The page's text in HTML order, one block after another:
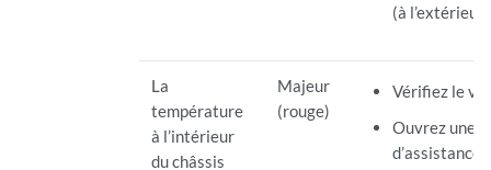
(à l’extérieur
La
température
à l’intérieur
du châssis
Majeur
(rouge)
Vérifiez le
Ouvrez une
d’assistance